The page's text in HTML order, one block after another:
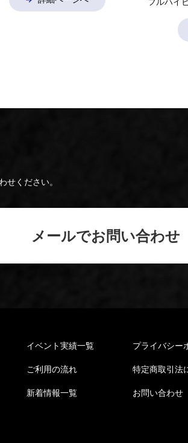
フルハイ
したらお
せください。
メールでお問い合わせ
イベント実績⼀覧
ご利⽤の流れ
新着情報⼀覧
プライバシー
特定商取引法
お問い合わせ